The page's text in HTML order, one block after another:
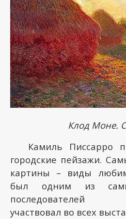
Клод Моне.
Камиль Писсарро
городские пейзажи.
картины – виды
был одним из
последователей
участвовал во всех